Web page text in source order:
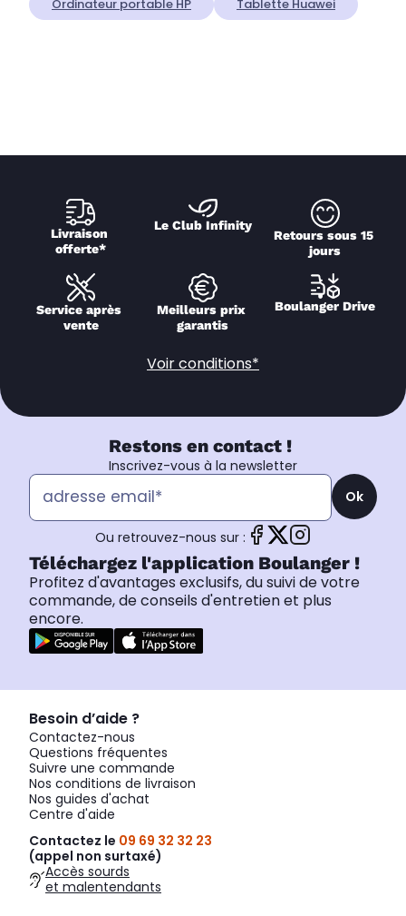
Ordinateur portable HP Tablette Huawei
Livraison
offerte*
Le Club Infinity
Retours sous 15
jours
Service après
vente
Meilleurs prix
garantis
Boulanger Drive
Voir conditions*
Restons en contact !
Inscrivez-vous à la newsletter
Ok
Ou retrouvez-nous sur :
Téléchargez l'application Boulanger !
Profitez d'avantages exclusifs, du suivi de votre
commande, de conseils d'entretien et plus
encore.
Besoin d’aide ?
Contactez-nous
Questions fréquentes
Suivre une commande
Nos conditions de livraison
Nos guides d'achat
Centre d'aide
Contactez le 09 69 32 32 23
(appel non surtaxé)
Accès sourds
et malentendants